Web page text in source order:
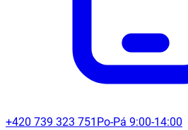
+420 739 323 751 Po-Pá 9:00-14:00